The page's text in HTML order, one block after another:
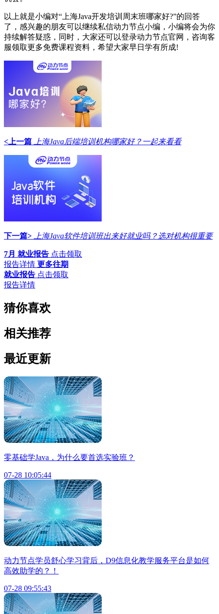
以上就是小编对“上海Java开发培训周末班哪家好?”的回答
了，感兴趣的朋友可以继续私信动力节点小编，小编将会为你
持续解答疑惑，同时，大家还可以登录动力节点官网，咨询客
服领取更多免费课程资料，希望大家早日学有所成!
<上一篇 上海Java后端培训机构哪家好？一起来看看
下一篇> 上海Java软件培训班出来好就业吗？选对机构很重要
7月 就业报告 点击领取
报告详情 更多往期
就业报告 点击领取
报告详情
猜你喜欢
相关推荐
最近更新
零基础学Java，为什么要首选实验班？
07-28 10:05:44
动力节点学员舒心学习背后，D9信息化教学服务平台是如何
高效助学的？！
07-28 09:55:43